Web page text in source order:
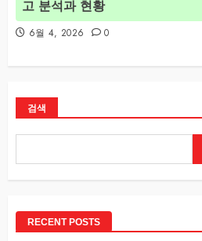
고 분석과 현황
6월 4, 2026 0
검색
RECENT POSTS